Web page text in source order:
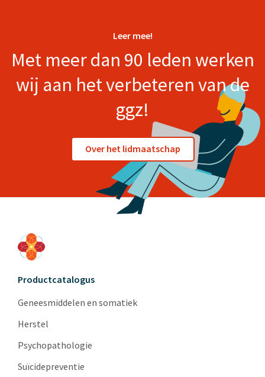
Leer mee!
Met meer dan 90 leden werken
wij aan het verbeteren van de
ggz!
Over het lidmaatschap
Productcatalogus
Geneesmiddelen en somatiek
Herstel
Psychopathologie
Suïcidepreventie